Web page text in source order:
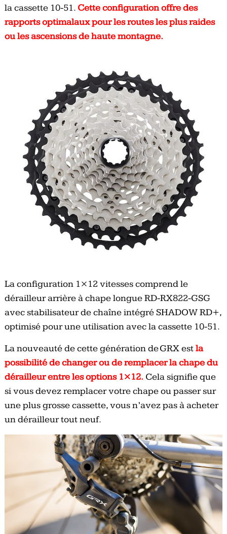
la cassette 10-51. Cette configuration offre des
rapports optimalaux pour les routes les plus raides
ou les ascensions de haute montagne.
La configuration 1×12 vitesses comprend le
dérailleur arrière à chape longue RD-RX822-GSG
avec stabilisateur de chaîne intégré SHADOW RD+,
optimisé pour une utilisation avec la cassette 10-51.
La nouveauté de cette génération de GRX estla
possibilité de changer ou de remplacer la chape du
dérailleur entre les options 1×12.Cela signifie que
si vous devez remplacer votre chape ou passer sur
une plus grosse cassette, vous n’avez pas à acheter
un dérailleur tout neuf.